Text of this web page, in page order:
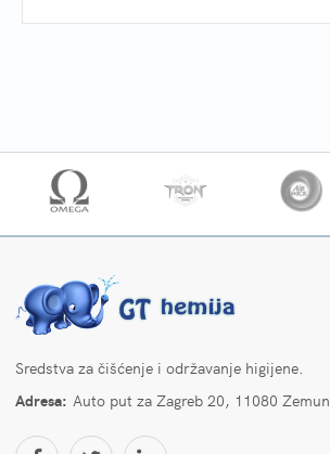
Sredstva za čišćenje i održavanje higijene.
Adresa: Auto put za Zagreb 20, 11080 Zemun